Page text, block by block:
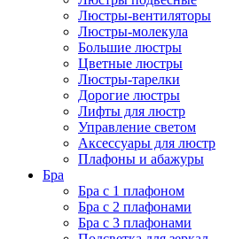
Люстры-вентиляторы
Люстры-молекула
Большие люстры
Цветные люстры
Люстры-тарелки
Дорогие люстры
Лифты для люстр
Управление светом
Аксессуары для люстр
Плафоны и абажуры
Бра
Бра с 1 плафоном
Бра с 2 плафонами
Бра с 3 плафонами